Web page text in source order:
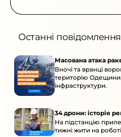
Останні повідомлення
Масована атака
Вночі та вранці
територію Одещини.
інфраструктури.
34 дрони: історія
На підстанцію
тижні жити на